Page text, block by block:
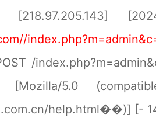
/
[Mozilla/5.0
help.html��)] [-